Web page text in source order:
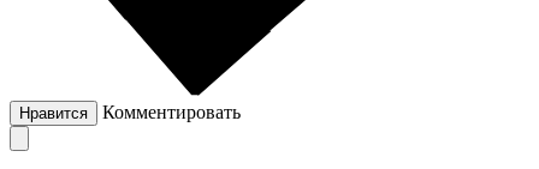
Нравится Комментировать